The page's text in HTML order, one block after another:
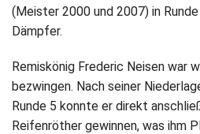
(Meister 2000 und 2007) in
Dämpfer.
Remiskönig Frederic Neisen war
bezwingen. Nach seiner
Runde 5 konnte er direkt
Reifenröther gewinnen, was ihm